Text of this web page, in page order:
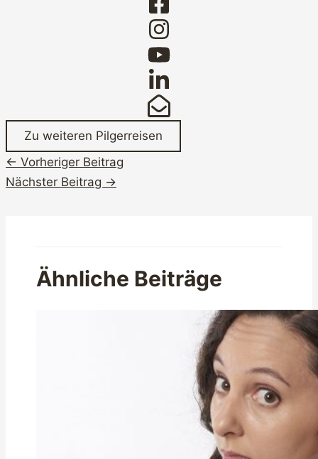
Zu weiteren Pilgerreisen
← Vorheriger Beitrag
Nächster Beitrag →
Ähnliche Beiträge